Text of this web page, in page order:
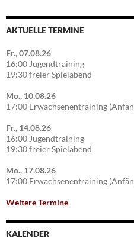
AKTUELLE TERMINE
Fr., 07.08.26
16:00 Jugendtraining
19:30 freier Spielabend
Mo., 10.08.26
17:00 Erwachsenentraining
Fr., 14.08.26
16:00 Jugendtraining
19:30 freier Spielabend
Mo., 17.08.26
17:00 Erwachsenentraining
Weitere Termine
KALENDER